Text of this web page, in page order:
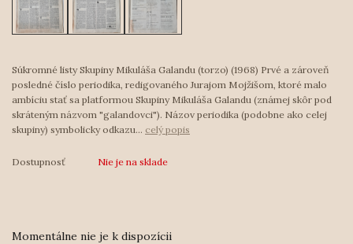
Súkromné listy Skupiny Mikuláša Galandu (torzo) (1968) Prvé a zároveň
posledné číslo periodika, redigovaného Jurajom Mojžišom, ktoré malo
ambíciu stať sa platformou Skupiny Mikuláša Galandu (známej skôr pod
skráteným názvom "galandovci"). Názov periodika (podobne ako celej
skupiny) symbolicky odkazu... celý popis
Dostupnosť Nie je na sklade
Momentálne nie je k dispozícii